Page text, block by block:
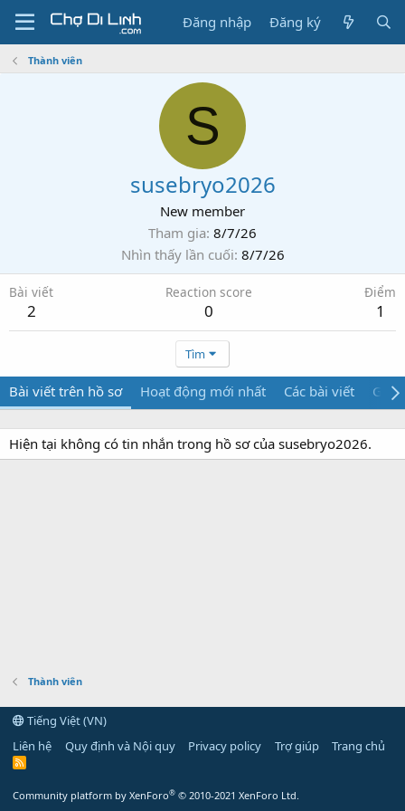
Đăng nhập Đăng ký
Thành viên
S
susebryo2026
New member
Tham gia 8/7/26
Nhìn thấy lần cuối 8/7/26
Bài viết
2
Reaction score
0
Điểm
1
Tìm
Bài viết trên hồ sơ Hoạt động mới nhất Các bài viết Giới
Hiện tại không có tin nhắn trong hồ sơ của susebryo2026.
Thành viên
Tiếng Việt (VN)
Liên hệ
Quy định và Nội quy Privacy policy Trợ giúp Trang chủ
R
Community platform by XenForo® © 2010-2021 XenForo Ltd.